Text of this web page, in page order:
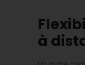
à